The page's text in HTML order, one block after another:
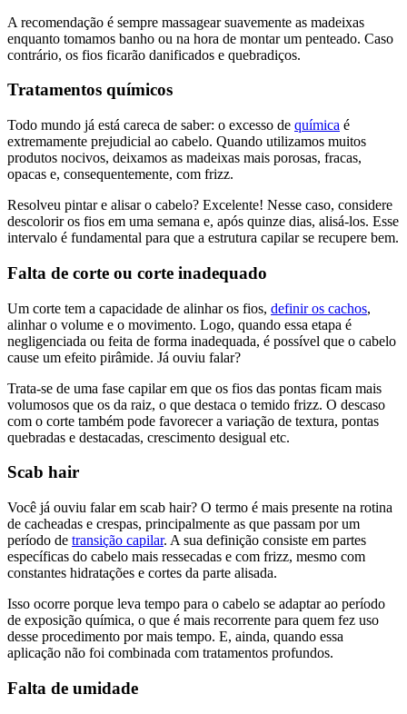
A recomendação é sempre massagear suavemente as madeixas
enquanto tomamos banho ou na hora de montar um penteado. Caso
contrário, os fios ficarão danificados e quebradiços.
Tratamentos químicos
Todo mundo já está careca de saber: o excesso de química é
extremamente prejudicial ao cabelo. Quando utilizamos muitos
produtos nocivos, deixamos as madeixas mais porosas, fracas,
opacas e, consequentemente, com frizz.
Resolveu pintar e alisar o cabelo? Excelente! Nesse caso, considere
descolorir os fios em uma semana e, após quinze dias, alisá-los. Esse
intervalo é fundamental para que a estrutura capilar se recupere bem.
Falta de corte ou corte inadequado
Um corte tem a capacidade de alinhar os fios, definir os cachos,
alinhar o volume e o movimento. Logo, quando essa etapa é
negligenciada ou feita de forma inadequada, é possível que o cabelo
cause um efeito pirâmide. Já ouviu falar?
Trata-se de uma fase capilar em que os fios das pontas ficam mais
volumosos que os da raiz, o que destaca o temido frizz. O descaso
com o corte também pode favorecer a variação de textura, pontas
quebradas e destacadas, crescimento desigual etc.
Scab hair
Você já ouviu falar em scab hair? O termo é mais presente na rotina
de cacheadas e crespas, principalmente as que passam por um
período de transição capilar. A sua definição consiste em partes
específicas do cabelo mais ressecadas e com frizz, mesmo com
constantes hidratações e cortes da parte alisada.
Isso ocorre porque leva tempo para o cabelo se adaptar ao período
de exposição química, o que é mais recorrente para quem fez uso
desse procedimento por mais tempo. E, ainda, quando essa
aplicação não foi combinada com tratamentos profundos.
Falta de umidade